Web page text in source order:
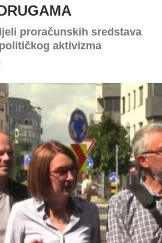
proračunskih sredstava
aktivizma